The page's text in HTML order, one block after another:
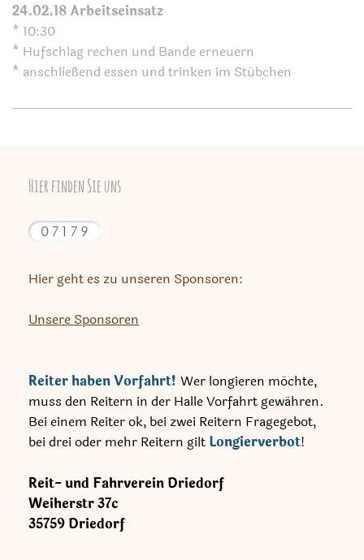
24.02.18 Arbeitseinsatz
* 10:30
* Hufschlag rechen und Bande erneuern
* anschließend essen und trinken im Stübchen
Hier finden Sie uns
Hier geht es zu unseren Sponsoren:
Unsere Sponsoren
Reiter haben Vorfahrt! Wer longieren möchte,
muss den Reitern in der Halle Vorfahrt gewähren.
Bei einem Reiter ok, bei zwei Reitern Fragegebot,
bei drei oder mehr Reitern gilt Longierverbot!
Reit- und Fahrverein Driedorf
Weiherstr37c
35759 Driedorf